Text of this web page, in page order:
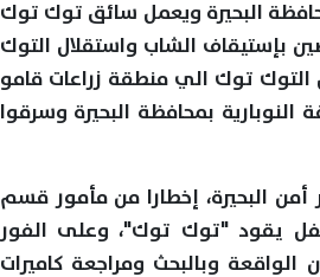
البحيرة ويعمل سائق توك توك
بإستيقاف الشاب واستقلال التوك
توك الي منطقة زراعات قامو
بمحافظة البحيرة وسرقوا
أمن البحيرة، إخطارا من مأمور قسم
يقود "توك توك"، وعلى الفور
الواقعة وبالبحث ومراجعة كاميرات